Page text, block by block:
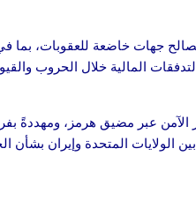
لصالح جهات خاضعة للعقوبات،
المالية خلال الحروب
عبر مضيق هرمز، ومهددةً
المتحدة وإيران بشأن